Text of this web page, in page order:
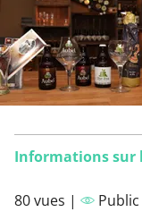
Informations
80 vues |